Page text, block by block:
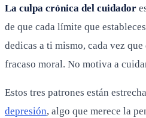
La culpa crónica del cuidador
de que cada límite que
dedicas a ti mismo, cada vez
fracaso moral. No motiva a
Estos tres patrones están
depresión, algo que merece la